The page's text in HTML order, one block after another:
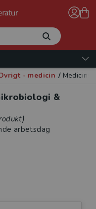
- medicin /
&
arbetsdag